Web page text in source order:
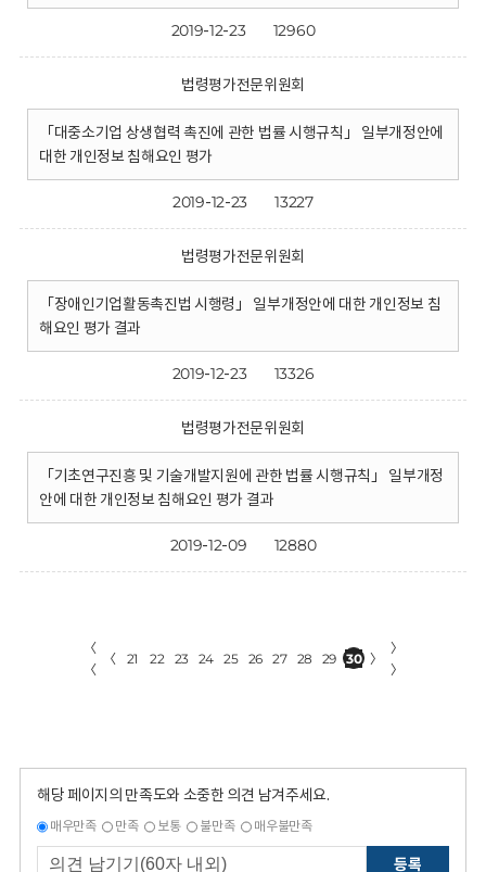
2019-12-23 12960
법령평가전문위원회
「대중소기업 상생협력 촉진에 관한 법률 시행규칙」 일부개정안에
대한 개인정보 침해요인 평가
2019-12-23 13227
법령평가전문위원회
「장애인기업활동촉진법 시행령」 일부개정안에 대한 개인정보 침
해요인 평가 결과
2019-12-23 13326
법령평가전문위원회
「기초연구진흥 및 기술개발지원에 관한 법률 시행규칙」 일부개정
안에 대한 개인정보 침해요인 평가 결과
2019-12-09 12880
〈
〈
〈 21 22 23 24 25 26 27 28 29 30 〉
〉
〉
해당 페이지의 만족도와 소중한 의견 남겨주세요.
매우만족 만족 보통 불만족 매우불만족
등록